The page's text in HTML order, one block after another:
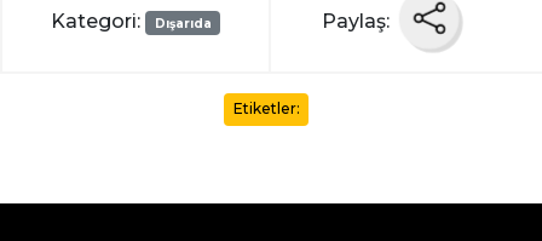
Kategori: Dışarıda Paylaş:
Etiketler: